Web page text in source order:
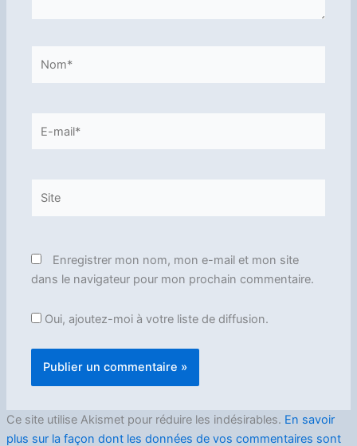
mail*
Enregistrer mon nom, mon e-mail et mon site
dans le navigateur pour mon prochain commentaire.
Oui, ajoutez-moi à votre liste de diffusion.
Ce site utilise Akismet pour réduire les indésirables. En savoir
plus sur la façon dont les données de vos commentaires sont